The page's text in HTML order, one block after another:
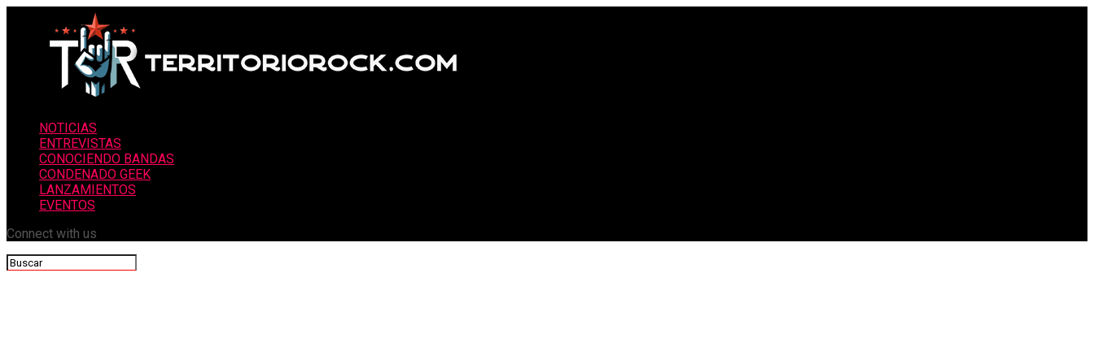
NOTICIAS
ENTREVISTAS
CONOCIENDO BANDAS
CONDENADO GEEK
LANZAMIENTOS
EVENTOS
Connect with us